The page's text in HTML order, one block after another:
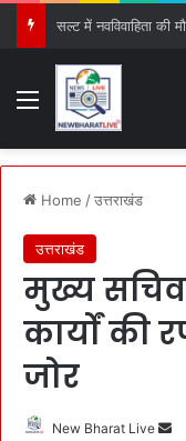
सल्ट में नवविवाहिता की
Menu
Home /उत्तराखंड
उत्तराखंड
मुख्य
कार्यों की
जोर
New Bharat Live